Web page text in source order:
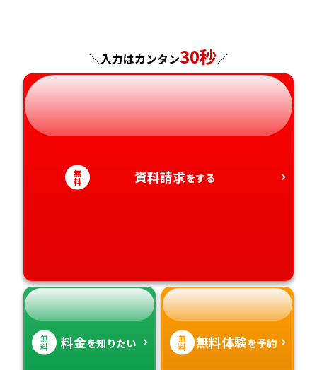
岐阜県
静岡県
奈良県
和歌山県
山口県
徳島県
熊本県
大分県
宮崎県
＼入力はカンタン30秒／
無
料 資料請求をする
無
料 料金を知りたい 無
料 無料体験を予約